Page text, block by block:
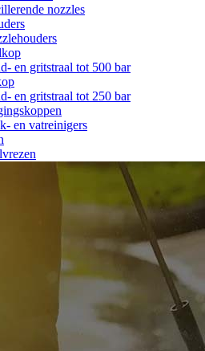
nozzles
en gritstraal tot 500 bar
en gritstraal tot 250 bar
en vatreinigers